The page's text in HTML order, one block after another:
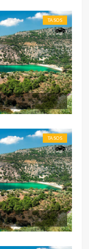
TASOS
TASOS